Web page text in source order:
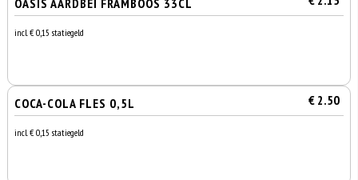
OASIS AARDBEI FRAMBOOS 33CL
incl. € 0,15 statiegeld
COCA-COLA FLES 0,5L € 2.50
incl. € 0,15 statiegeld